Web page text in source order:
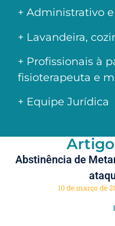
+ Administrativo
+ Lavandeira,
+ Profissionais à
fisioterapeuta e
+ Equipe Jurídica
Abstinência de
10 de março de